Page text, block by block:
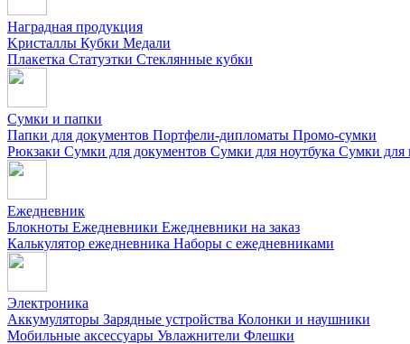
Наградная продукция
Kристаллы Кубки Медали
Плакетка Статуэтки Стеклянные кубки
Сумки и папки
Папки для документов Портфели-дипломаты Промо-сумки
Рюкзаки Сумки для документов Сумки для ноутбука Сумки для
Ежедневник
Блокноты Ежедневники Ежедневники на заказ
Калькулятор ежедневника Наборы с ежедневниками
Электроника
Аккумуляторы Зарядные устройства Колонки и наушники
Мобильные аксессуары Увлажнители Флешки